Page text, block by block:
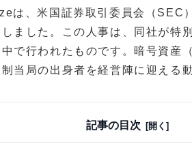
は、米国証券取引委員会（SEC
ました。この人事は、同社が特
で行われたものです。暗号資産
当局の出身者を経営陣に迎える
記事の目次